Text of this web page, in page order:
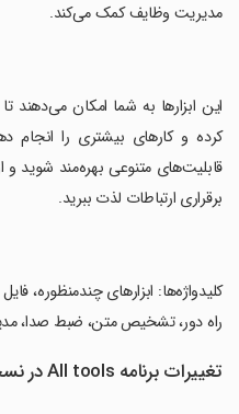
مدیریت وظایف کمک می‌کند.
‏این ابزارها به شما امکان می‌دهند
قابلیت‌های متنوعی بهره‌مند شوید
برقراری ارتباطات لذت ببرید.
‏کلیدواژه‌ها: ابزارهای چندمنظوره،
راه دور، تشخیص متن، ضبط صدا،
تغییرات برنامه All tools در نسخه جدید